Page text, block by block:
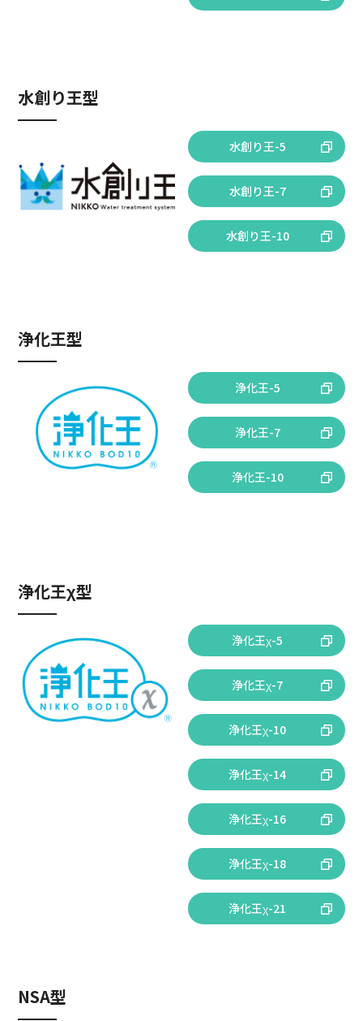
水創り王型
水創り王-5
水創り王-7
水創り王-10
浄化王型
浄化王-5
浄化王-7
浄化王-10
浄化王χ型
浄化王χ-5
浄化王χ-7
浄化王χ-10
浄化王χ-14
浄化王χ-16
浄化王χ-18
浄化王χ-21
NSA型